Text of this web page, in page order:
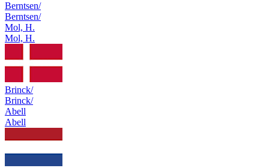
Berntsen/
Berntsen/
Mol, H.
Mol, H.
Brinck/
Brinck/
Abell
Abell